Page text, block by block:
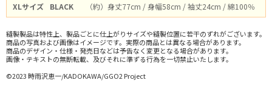
XLサイズ
BLACK （約）身丈77cm / 身幅58cm / 袖丈24cm / 綿100％
縫製製品は特性上、製品ごとに仕上がりサイズや縫製位置に若干のずれがございます。
商品の写真および画像はイメージです。実際の商品とは異なる場合があります。
商品のデザイン・仕様・発売日などは予告なく変更となる場合があります。
画像・テキストの無断転載、及びそれに準ずる行為を一切禁止いたします。
©2023 時雨沢恵一/KADOKAWA/GGO2 Project